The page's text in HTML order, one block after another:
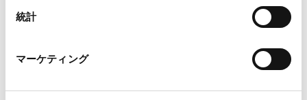
Marketo
外部サイト）
LinkedIn プライバシーポリシー（
HubSpot プライバシーポリシー（外部サイト）
統計
マーケティング